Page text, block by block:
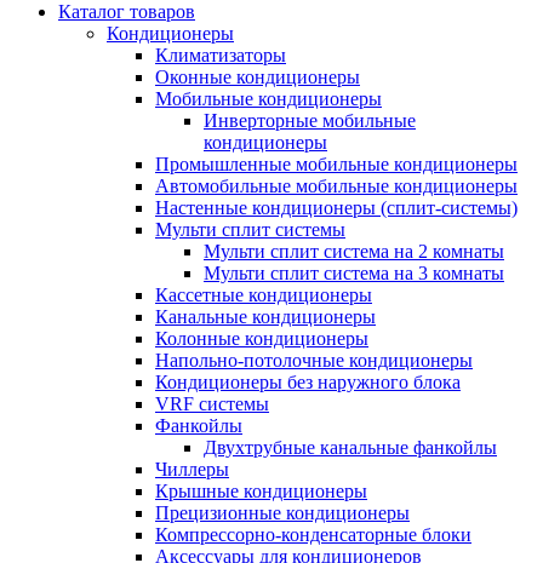
Каталог товаров
Кондиционеры
Климатизаторы
Оконные кондиционеры
Мобильные кондиционеры
Инверторные мобильные
кондиционеры
Промышленные мобильные кондиционеры
Автомобильные мобильные кондиционеры
Настенные кондиционеры (сплит-системы)
Мульти сплит системы
Мульти сплит система на 2 комнаты
Мульти сплит система на 3 комнаты
Кассетные кондиционеры
Канальные кондиционеры
Колонные кондиционеры
Напольно-потолочные кондиционеры
Кондиционеры без наружного блока
VRF системы
Фанкойлы
Двухтрубные канальные фанкойлы
Чиллеры
Крышные кондиционеры
Прецизионные кондиционеры
Компрессорно-конденсаторные блоки
Аксессуары для кондиционеров